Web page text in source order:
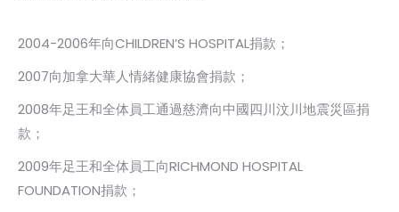
2004-2006年向CHILDREN’S HOSPITAL捐款；
2007向加拿大華人情緒健康協會捐款；
2008年足王和全体員工通過慈濟向中國四川汶川地震災區捐
款；
2009年足王和全体員工向RICHMOND HOSPITAL
FOUNDATION捐款；